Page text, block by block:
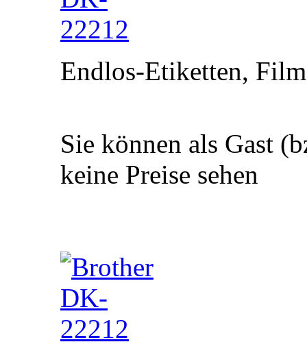
Endlos-Etiketten,
Sie können als Gast
keine Preise sehen